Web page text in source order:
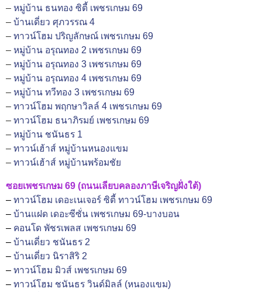
– หมู่บ้าน ธนทอง ซิตี้ เพชรเกษม 69
– บ้านเดี่ยว ศุภวรรณ 4
– ทาวน์โฮม ปริญลักษณ์ เพชรเกษม 69
– หมู่บ้าน อรุณทอง 2 เพชรเกษม 69
– หมู่บ้าน อรุณทอง 3 เพชรเกษม 69
– หมู่บ้าน อรุณทอง 4 เพชรเกษม 69
– หมู่บ้าน ทวีทอง 3 เพชรเกษม 69
– ทาวน์โฮม พฤกษาวิลล์ 4 เพชรเกษม 69
– ทาวน์โฮม ธนาภิรมย์ เพชรเกษม 69
– หมู่บ้าน ชนันธร 1
– ทาวน์เฮ้าส์ หมู่บ้านหนองแขม
– ทาวน์เฮ้าส์ หมู่บ้านพร้อมชัย
ซอยเพชรเกษม 69 (ถนนเลียบคลองภาษีเจริญฝั่งใต้)
– ทาวน์โฮม เดอะเนเจอร์ ซิตี้ ทาวน์โฮม เพชรเกษม 69
– บ้านแฝด เดอะซีซั่น เพชรเกษม 69-บางบอน
– คอนโด พัชรเพลส เพชรเกษม 69
– บ้านเดี่ยว ชนันธร 2
– บ้านเดี่ยว นิราสิริ 2
– ทาวน์โฮม มิวส์ เพชรเกษม 69
– ทาวน์โฮม ชนันธร วินด์มิลล์ (หนองแขม)